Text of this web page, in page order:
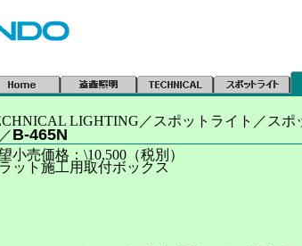
LIGHTING／スポットライト／スポ
B-465N
小売価格：\10,500（税別）
ット施工用取付ボックス